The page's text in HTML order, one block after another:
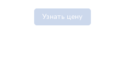
Узнать цену